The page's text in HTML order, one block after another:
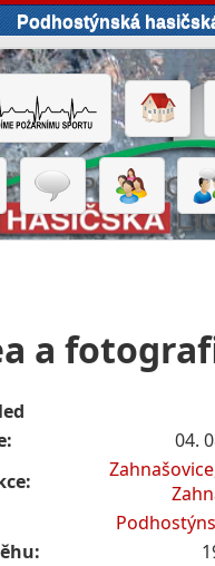
Podhostýnská
a
04.